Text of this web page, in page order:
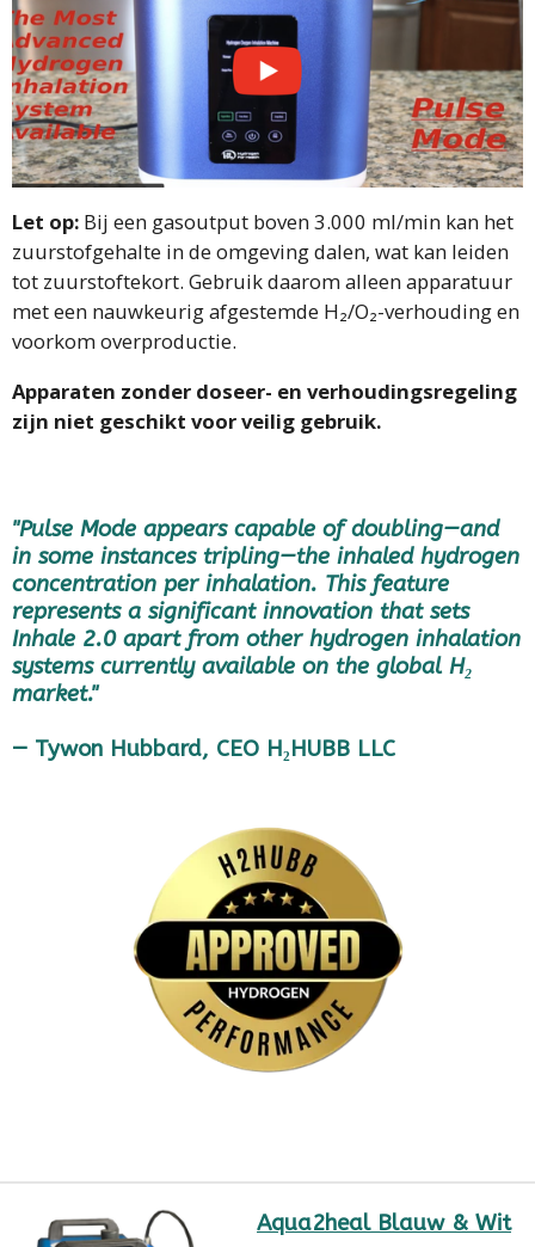
Let op: Bij een gasoutput boven 3.000 ml/min kan het
zuurstofgehalte in de omgeving dalen, wat kan leiden
tot zuurstoftekort. Gebruik daarom alleen apparatuur
met een nauwkeurig afgestemde H₂/O₂-verhouding en
voorkom overproductie.
Apparaten zonder doseer- en verhoudingsregeling
zijn niet geschikt voor veilig gebruik.
"Pulse Mode appears capable of doubling—and
in some instances tripling—the inhaled hydrogen
concentration per inhalation. This feature
represents a significant innovation that sets
Inhale 2.0 apart from other hydrogen inhalation
systems currently available on the global H₂
market."
— Tywon Hubbard, CEO H₂HUBB LLC
Aqua2heal Blauw & Wit